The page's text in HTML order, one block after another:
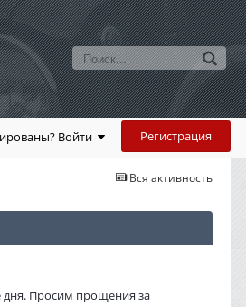
Войти Регистрация
Вся активность
дня. Просим прощения за